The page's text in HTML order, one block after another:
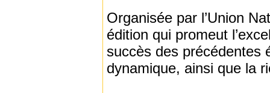
Organisée par l’Union
édition qui promeut
succès des précédentes
dynamique, ainsi que la